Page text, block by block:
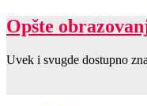
Opšte
Uvek i svugde dostupno